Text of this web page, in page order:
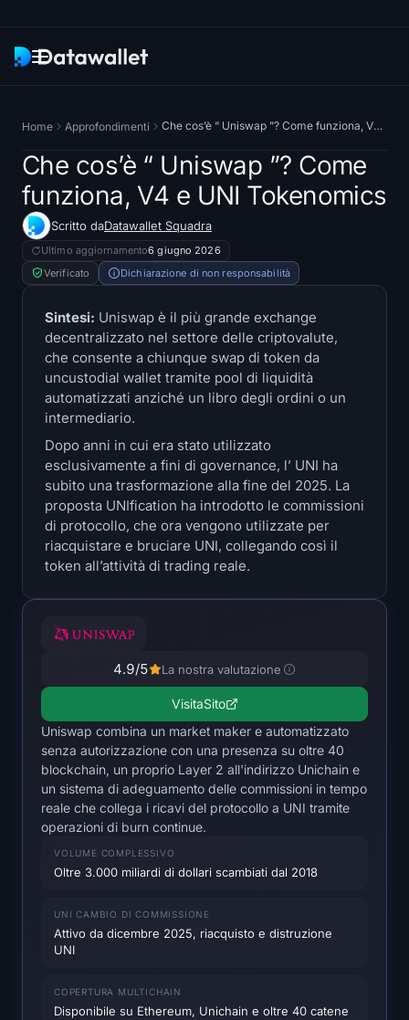
Ricerca
ETF Tracker
Bitcoin ETF
Solana ETF
Hyperliquid ETF
Tesorerie
Bitcoin Titoli del Tesoro
Ethereum Titoli del Tesoro
Solana Titoli del Tesoro
BTC Mappa termica
ETH Mappa termica
SOL Mappa termica
HYPE Mappa termica
ZEC Mappa termica
Bitcoin Dominanza
Home Approfondimenti Che cos’è “ Uniswap ”? Come funziona, V4 e UNI Tokenomics
Che cos’è “ Uniswap ”? Come
funziona, V4 e UNI Tokenomics
Scritto daDatawallet Squadra
Ultimo aggiornamento6 giugno 2026
Verificato
Dichiarazione di non responsabilità
Sintesi: Uniswap è il più grande exchange
decentralizzato nel settore delle criptovalute,
che consente a chiunque swap di token da
uncustodial wallet tramite pool di liquidità
automatizzati anziché un libro degli ordini o un
intermediario.
Dopo anni in cui era stato utilizzato
esclusivamente a fini di governance, l’ UNI ha
subito una trasformazione alla fine del 2025. La
proposta UNIfication ha introdotto le commissioni
di protocollo, che ora vengono utilizzate per
riacquistare e bruciare UNI, collegando così il
token all’attività di trading reale.
4.9/5 La nostra valutazione
VisitaSito
Uniswap combina un market maker e automatizzato
senza autorizzazione con una presenza su oltre 40
blockchain, un proprio Layer 2 all'indirizzo Unichain e
un sistema di adeguamento delle commissioni in tempo
reale che collega i ricavi del protocollo a UNI tramite
operazioni di burn continue.
VOLUME COMPLESSIVO
Oltre 3.000 miliardi di dollari scambiati dal 2018
UNI CAMBIO DI COMMISSIONE
Attivo da dicembre 2025, riacquisto e distruzione
UNI
COPERTURA MULTICHAIN
Disponibile su Ethereum, Unichain e oltre 40 catene